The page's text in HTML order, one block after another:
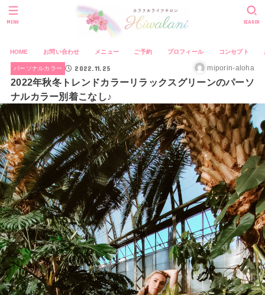
HOME お問い合わせ メニュー ご予約 プロフィール コンセプト
SEARCH
MENU
パーソナルカラー 2022.11.25 miporin-aloha
2022年秋冬トレンドカラーリラックスグリーンのパーソ
ナルカラー別着こなし♪